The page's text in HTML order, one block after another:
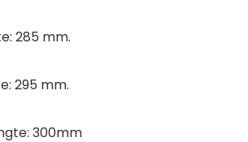
285 mm.
295 mm.
300mm